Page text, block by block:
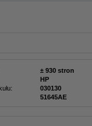
± 930 stron
HP
030130
51645AE